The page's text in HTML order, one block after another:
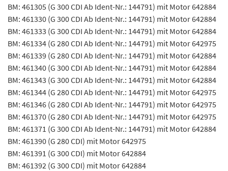
BM: 461305 (G 300 CDI Ab Ident-Nr.: 144791) mit Motor 642884
BM: 461330 (G 300 CDI Ab Ident-Nr.: 144791) mit Motor 642884
BM: 461333 (G 300 CDI Ab Ident-Nr.: 144791) mit Motor 642884
BM: 461334 (G 280 CDI Ab Ident-Nr.: 144791) mit Motor 642975
BM: 461339 (G 280 CDI Ab Ident-Nr.: 144791) mit Motor 642884
BM: 461340 (G 300 CDI Ab Ident-Nr.: 144791) mit Motor 642884
BM: 461343 (G 300 CDI Ab Ident-Nr.: 144791) mit Motor 642884
BM: 461344 (G 280 CDI Ab Ident-Nr.: 144791) mit Motor 642975
BM: 461346 (G 280 CDI Ab Ident-Nr.: 144791) mit Motor 642975
BM: 461370 (G 280 CDI Ab Ident-Nr.: 144791) mit Motor 642975
BM: 461371 (G 300 CDI Ab Ident-Nr.: 144791) mit Motor 642884
BM: 461390 (G 280 CDI) mit Motor 642975
BM: 461391 (G 300 CDI) mit Motor 642884
BM: 461392 (G 300 CDI) mit Motor 642884